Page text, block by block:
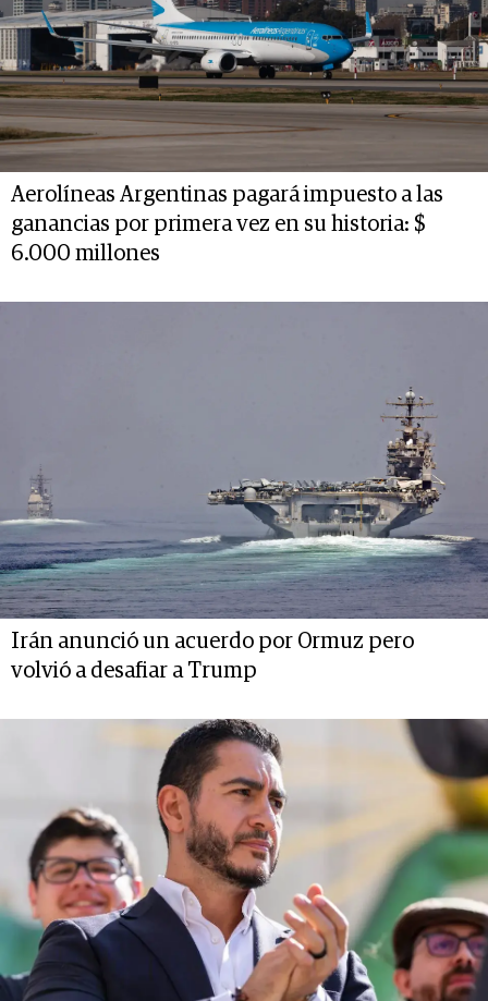
Aerolíneas Argentinas pagará impuesto a las
ganancias por primera vez en su historia: $
6.000 millones
Irán anunció un acuerdo por Ormuz pero
volvió a desafiar a Trump